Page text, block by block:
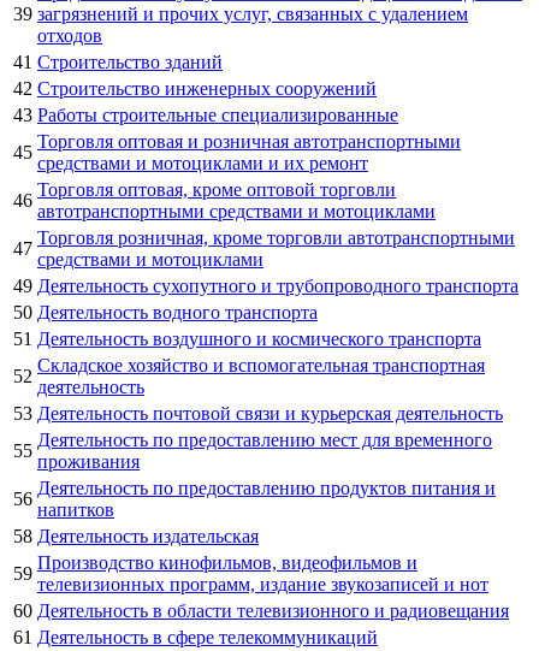
39 загрязнений и прочих услуг, связанных с удалением
отходов
41 Строительство зданий
42 Строительство инженерных сооружений
43 Работы строительные специализированные
45
Торговля оптовая и розничная автотранспортными
средствами и мотоциклами и их ремонт
46
Торговля оптовая, кроме оптовой торговли
автотранспортными средствами и мотоциклами
47
Торговля розничная, кроме торговли автотранспортными
средствами и мотоциклами
49 Деятельность сухопутного и трубопроводного транспорта
50 Деятельность водного транспорта
51 Деятельность воздушного и космического транспорта
52
Складское хозяйство и вспомогательная транспортная
деятельность
53 Деятельность почтовой связи и курьерская деятельность
55
Деятельность по предоставлению мест для временного
проживания
56
Деятельность по предоставлению продуктов питания и
напитков
58 Деятельность издательская
59
Производство кинофильмов, видеофильмов и
телевизионных программ, издание звукозаписей и нот
60 Деятельность в области телевизионного и радиовещания
61 Деятельность в сфере телекоммуникаций